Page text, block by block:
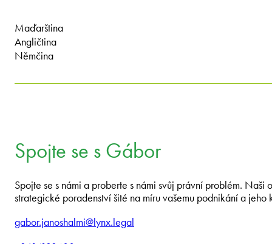
Maďarština
Angličtina
Němčina
Spojte se s Gábor
Spojte se s námi a proberte s námi svůj právní problém. Naši
strategické poradenství šité na míru vašemu podnikání a jeho
gabor.janoshalmi@lynx.legal